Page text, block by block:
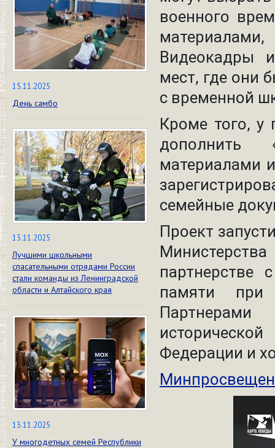
15.11.2025
День самбо
13.11.2025
Лучшими школьными
спасательными отрядами России
стали команды из Ленинградской
области и Алтайского края
13.11.2025
У многодетных семей Республики
военного
материалами,
Видеокадры
мест, где они
с временной
Кроме того, у
дополнить
материалами
семейные
Проект
партнерстве
памяти при
Федерации и